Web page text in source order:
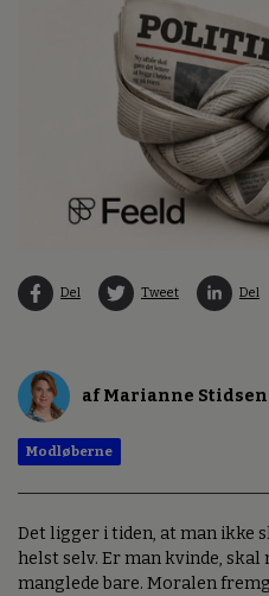
Del Tweet Del
af Marianne Stidsen
Modløberne
Det ligger i tiden, at man ikke
helst selv. Er man kvinde, skal
manglede bare. Moralen